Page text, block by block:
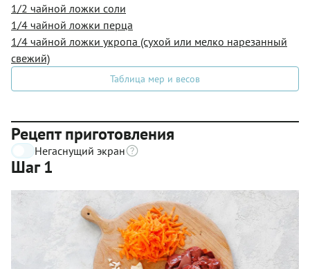
1/2 чайной ложки соли
1/4 чайной ложки перца
1/4 чайной ложки укропа (сухой или мелко нарезанный
свежий)
Таблица мер и весов
Рецепт приготовления
Негаснущий экран
Шаг 1